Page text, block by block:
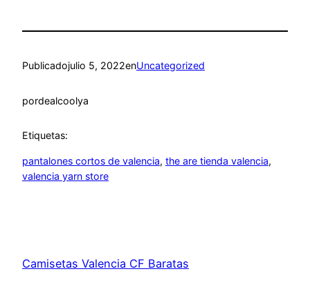
Publicadojulio 5, 2022enUncategorized
pordealcoolya
Etiquetas:
pantalones cortos de valencia, the are tienda valencia
valencia yarn store
Camisetas Valencia CF Baratas